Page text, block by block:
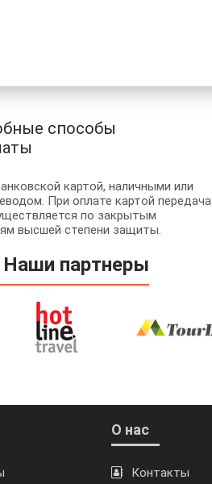
способы
картой, наличными или
При оплате картой передача
по закрытым
высшей степени защиты.
Наши партнеры
О нас
Контакты